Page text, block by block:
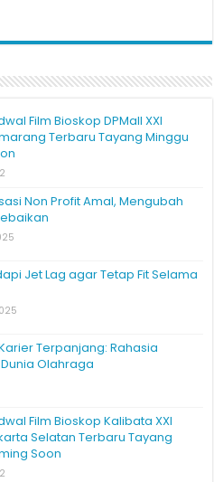
Film Bioskop DPMall XXI
Terbaru Tayang Minggu
Non Profit Amal, Mengubah
Jet Lag agar Tetap Fit Selama
Terpanjang: Rahasia
Film Bioskop Kalibata XXI
Selatan Terbaru Tayang